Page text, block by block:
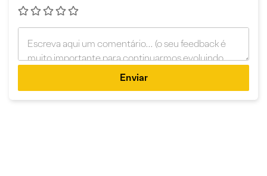
Enviar